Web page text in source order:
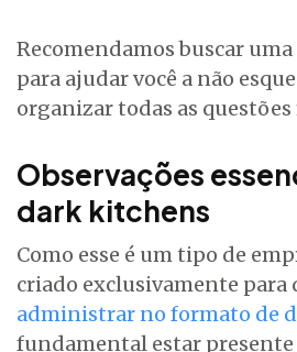
Recomendamos buscar
para ajudar você a não
organizar todas as questões
Observações
dark kitchens
Como esse é um tipo de
criado exclusivamente para
administrar no formato de
fundamental estar